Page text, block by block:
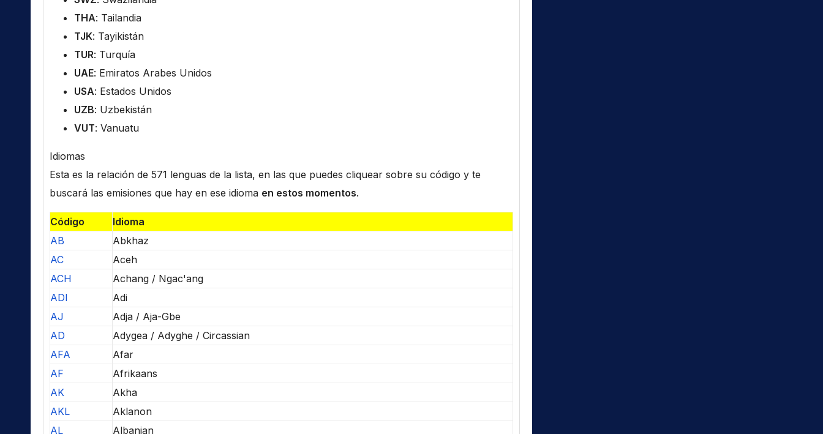
THA: Tailandia
TJK: Tayikistán
TUR: Turquía
UAE: Emiratos Arabes Unidos
USA: Estados Unidos
UZB: Uzbekistán
VUT: Vanuatu
Idiomas
Esta es la relación de 571 lenguas de la lista, en las que puedes cliquear sobre su código y te
buscará las emisiones que hay en ese idioma en estos momentos.
Código
Idioma
AB
Abkhaz
AC
Aceh
ACH
Achang / Ngac'ang
ADI
Adi
AJ
Adja / Aja-Gbe
AD
Adygea / Adyghe / Circassian
AFA
Afar
AF
Afrikaans
AK
Akha
AKL
Aklanon
AL
Albanian